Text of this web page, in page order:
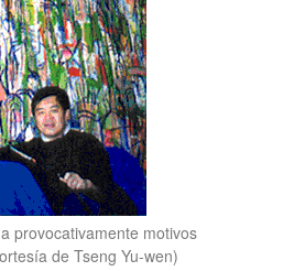
provocativamente motivos
de Tseng Yu-wen)